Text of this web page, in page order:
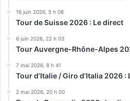
16 juin 2026, 5 h 08
Tour de Suisse 2026 : Le direct
6 juin 2026, 22 h 03
Tour Auvergne-Rhône-Alpes
7 mai 2026, 8 h 41
Tour d’Italie / Giro d’Italia 2026 :
2 mai 2026, 20 h 00